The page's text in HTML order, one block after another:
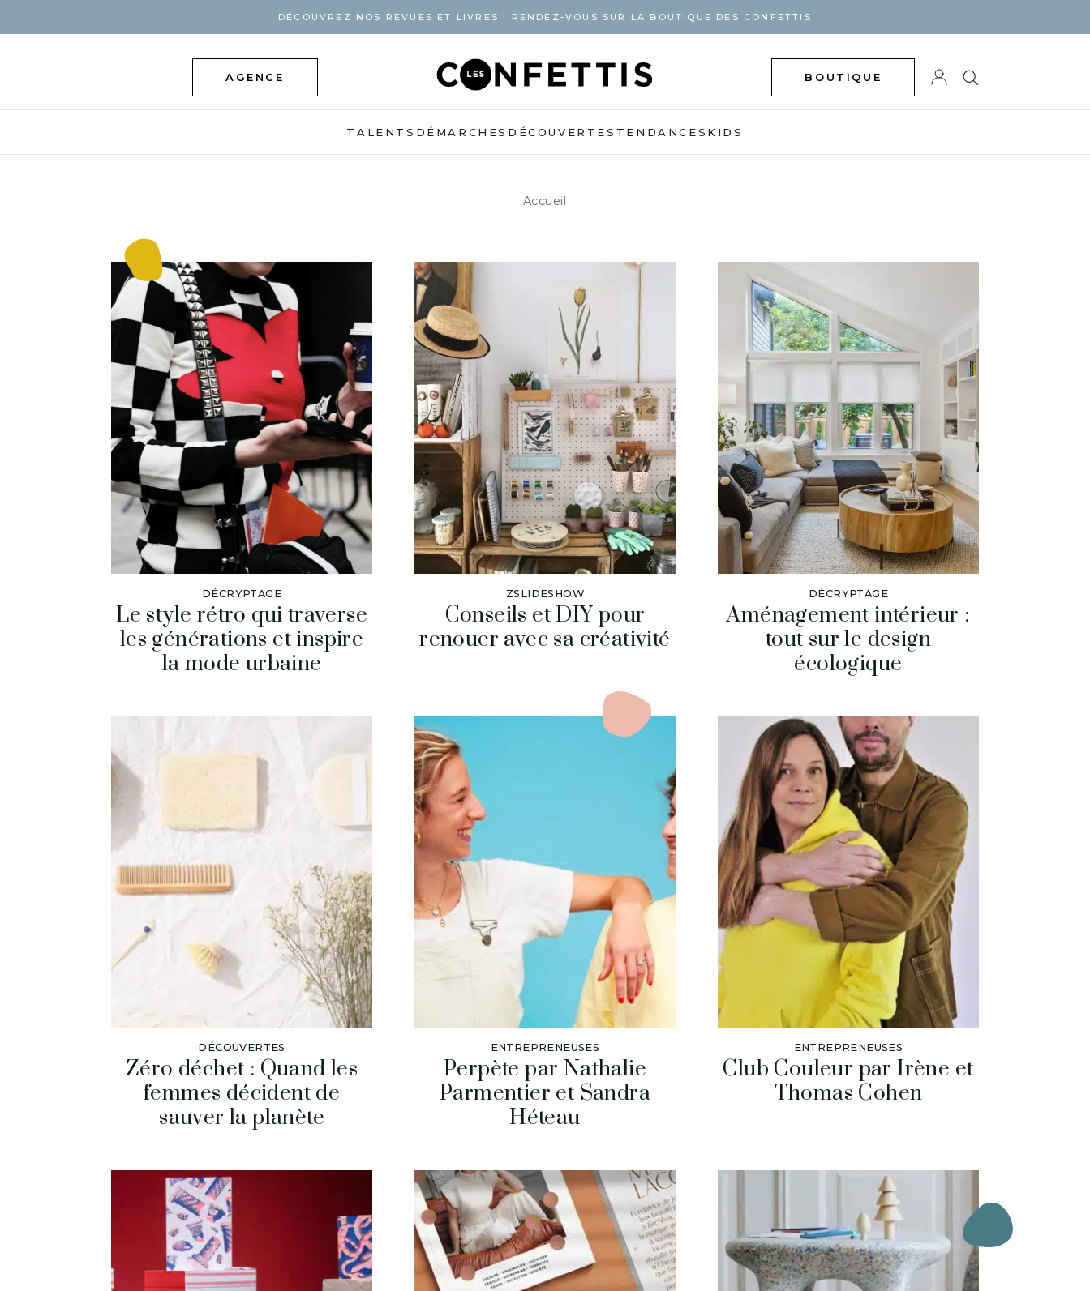
DÉCOUVREZ NOS REVUES ET LIVRES ! RENDEZ-VOUS SUR LA BOUTIQUE DES CONFETTIS
AGENCE BOUTIQUE
TALENTS DÉMARCHES DÉCOUVERTES TENDANCES KIDS
Accueil
DÉCRYPTAGE
Le style rétro qui traverse
les générations et inspire
la mode urbaine
ZSLIDESHOW
Conseils et DIY pour
renouer avec sa créativité
DÉCRYPTAGE
Aménagement intérieur :
tout sur le design
écologique
DÉCOUVERTES
Zéro déchet : Quand les
femmes décident de
sauver la planète
ENTREPRENEUSES
Perpète par Nathalie
Parmentier et Sandra
Héteau
ENTREPRENEUSES
Club Couleur par Irène et
Thomas Cohen